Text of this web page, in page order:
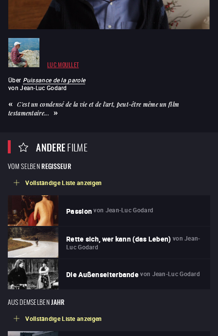
LUC MOULLET
Über Puissance de la parole
von Jean-Luc Godard
C'est un condensé de la vie et de l'art, peut-être même un film
testamentaire...
ANDEREFILME
VOM SELBENREGISSEUR
Vollständige Liste anzeigen
Passion von Jean-Luc Godard
Rette sich, wer kann (das Leben) von Jean-
Luc Godard
Die Außenseiterbande von Jean-Luc Godard
AUS DEMSELBENJAHR
Vollständige Liste anzeigen